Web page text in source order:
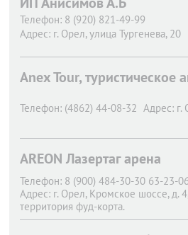
Телефон: 8 (920) 821-49-99
Адрес: г. Орел, улица Тургенева, 20
Anex Tour, туристическое
Телефон: (4862) 44-08-32 Адрес: г.
AREON Лазертаг арена
Телефон: 8 (900) 484-30-30 63-23-
Адрес: г. Орел, Кромское шоссе, д.
территория фуд-корта.